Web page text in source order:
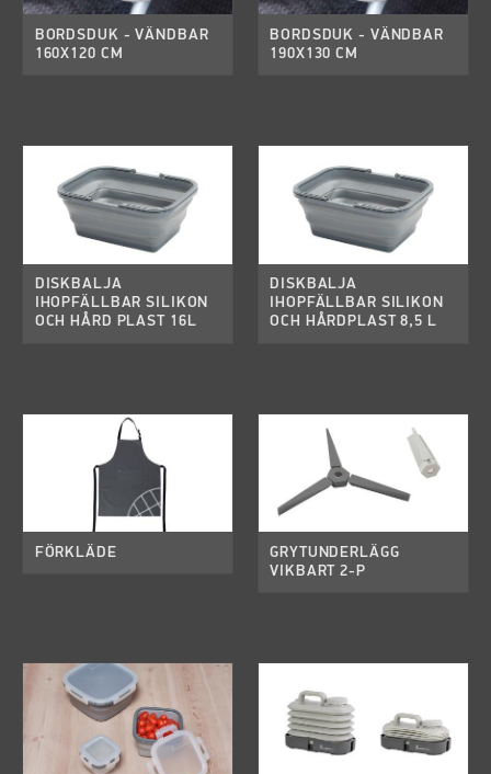
BORDSDUK - VÄNDBAR
160X120 CM
BORDSDUK - VÄNDBAR
190X130 CM
DISKBALJA
IHOPFÄLLBAR SILIKON
OCH HÅRD PLAST 16L
DISKBALJA
IHOPFÄLLBAR SILIKON
OCH HÅRDPLAST 8,5 L
FÖRKLÄDE
GRYTUNDERLÄGG
VIKBART 2-P